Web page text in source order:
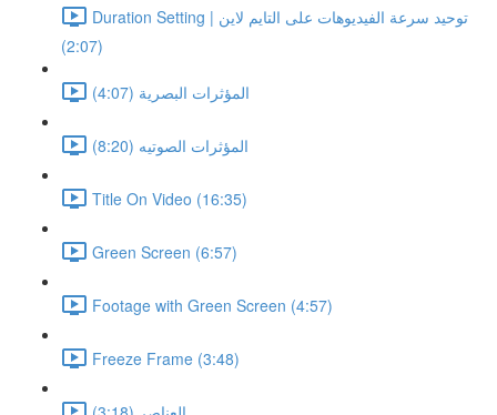
Duration Setting | توحيد سرعة الفيديوهات على التايم لاين
(2:07)
المؤثرات البصرية (4:07)
المؤثرات الصوتيه (8:20)
Title On Video (16:35)
Green Screen (6:57)
Footage with Green Screen (4:57)
Freeze Frame (3:48)